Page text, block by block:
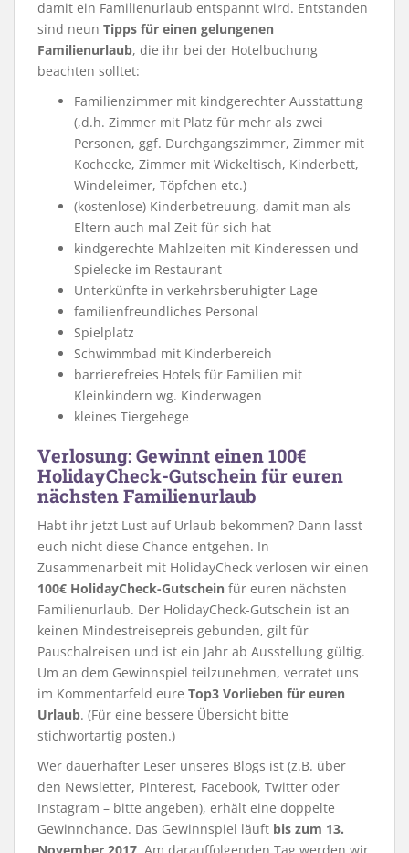
damit ein Familienurlaub entspannt wird. Entstanden
sind neun Tipps für einen gelungenen
Familienurlaub, die ihr bei der Hotelbuchung
beachten solltet:
Familienzimmer mit kindgerechter Ausstattung
(,d.h. Zimmer mit Platz für mehr als zwei
Personen, ggf. Durchgangszimmer, Zimmer mit
Kochecke, Zimmer mit Wickeltisch, Kinderbett,
Windeleimer, Töpfchen etc.)
(kostenlose) Kinderbetreuung, damit man als
Eltern auch mal Zeit für sich hat
kindgerechte Mahlzeiten mit Kinderessen und
Spielecke im Restaurant
Unterkünfte in verkehrsberuhigter Lage
familienfreundliches Personal
Spielplatz
Schwimmbad mit Kinderbereich
barrierefreies Hotels für Familien mit
Kleinkindern wg. Kinderwagen
kleines Tiergehege
Verlosung: Gewinnt einen 100€
HolidayCheck-Gutschein für euren
nächsten Familienurlaub
Habt ihr jetzt Lust auf Urlaub bekommen? Dann lasst
euch nicht diese Chance entgehen. In
Zusammenarbeit mit HolidayCheck verlosen wir einen
100€ HolidayCheck-Gutschein für euren nächsten
Familienurlaub. Der HolidayCheck-Gutschein ist an
keinen Mindestreisepreis gebunden, gilt für
Pauschalreisen und ist ein Jahr ab Ausstellung gültig.
Um an dem Gewinnspiel teilzunehmen, verratet uns
im Kommentarfeld eure Top3 Vorlieben für euren
Urlaub. (Für eine bessere Übersicht bitte
stichwortartig posten.)
Wer dauerhafter Leser unseres Blogs ist (z.B. über
den Newsletter, Pinterest, Facebook, Twitter oder
Instagram – bitte angeben), erhält eine doppelte
Gewinnchance. Das Gewinnspiel läuft bis zum 13.